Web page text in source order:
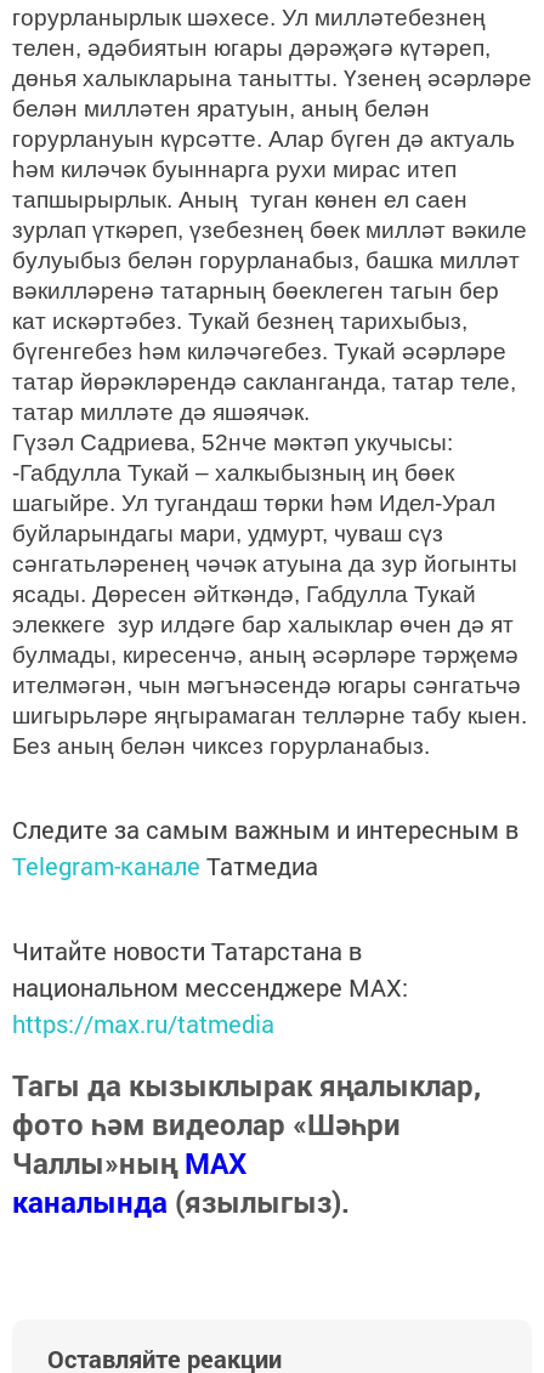
горурланырлык шәхесе. Ул милләтебезнең
телен, әдәбиятын югары дәрәҗәгә күтәреп,
дөнья халыкларына танытты. Үзенең әсәрләре
белән милләтен яратуын, аның белән
горурлануын күрсәтте. Алар бүген дә актуаль
һәм киләчәк буыннарга рухи мирас итеп
тапшырырлык. Аның туган көнен ел саен
зурлап үткәреп, үзебезнең бөек милләт вәкиле
булуыбыз белән горурланабыз, башка милләт
вәкилләренә татарның бөеклеген тагын бер
кат искәртәбез. Тукай безнең тарихыбыз,
бүгенгебез һәм киләчәгебез. Тукай әсәрләре
татар йөрәкләрендә сакланганда, татар теле,
татар милләте дә яшәячәк.
Гүзәл Садриева, 52нче мәктәп укучысы:
-Габдулла Тукай – халкыбызның иң бөек
шагыйре. Ул тугандаш төрки һәм Идел-Урал
буйларындагы мари, удмурт, чуваш сүз
сәнгатьләренең чәчәк атуына да зур йогынты
ясады. Дөресен әйткәндә, Габдулла Тукай
элеккеге зур илдәге бар халыклар өчен дә ят
булмады, киресенчә, аның әсәрләре тәрҗемә
ителмәгән, чын мәгънәсендә югары сәнгатьчә
шигырьләре яңгырамаган телләрне табу кыен.
Без аның белән чиксез горурланабыз.
Следите за самым важным и интересным в
Telegram-канале Татмедиа
Читайте новости Татарстана в
национальном мессенджере MАХ:
https://max.ru/tatmedia
Тагы да кызыклырак яңалыклар,
фото һәм видеолар «Шәһри
Чаллы»ныңMAX
каналында (язылыгыз).
Оставляйте реакции